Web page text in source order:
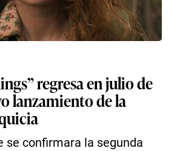
regresa en julio de
lanzamiento de la
se confirmara la segunda